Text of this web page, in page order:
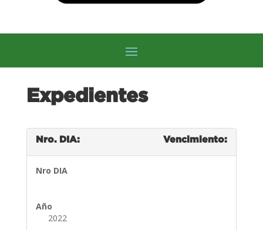
Expedientes
Nro. DIA: Vencimiento:
Nro DIA
Año
2022